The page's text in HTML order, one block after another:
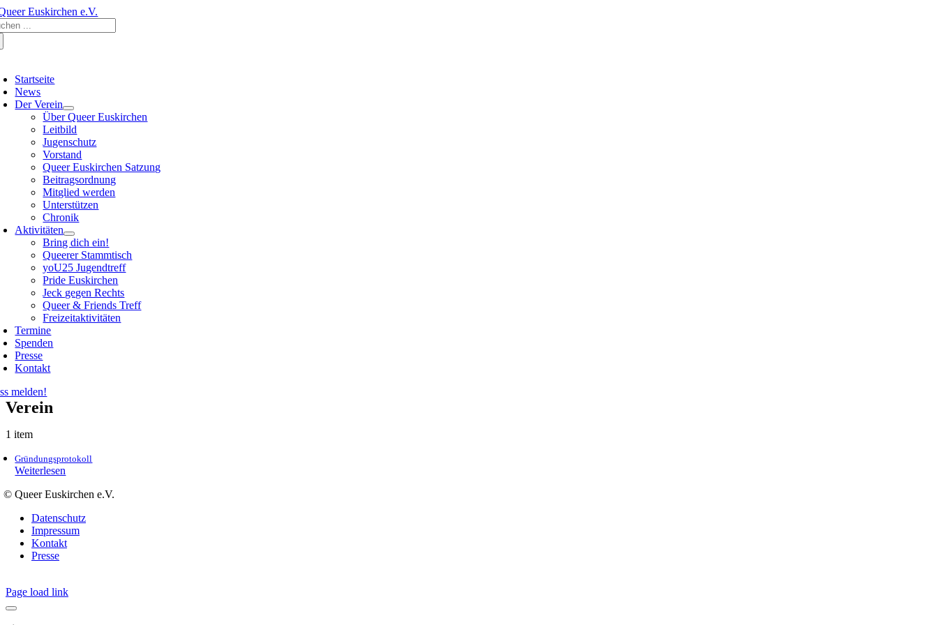
Zum
Inhalt
springen
Startseite
News
Der Verein
Über Queer Euskirchen
Leitbild
Jugenschutz
Vorstand
Queer Euskirchen Satzung
Beitragsordnung
Mitglied werden
Unterstützen
Chronik
Aktivitäten
Bring dich ein!
Queerer Stammtisch
yoU25 Jugendtreff
Pride Euskirchen
Jeck gegen Rechts
Queer & Friends Treff
Freizeitaktivitäten
Termine
Spenden
Presse
Kontakt
melden!
Verein
1 item
Gründungsprotokoll
Weiterlesen
© Queer Euskirchen e.V.
Datenschutz
Impressum
Kontakt
Presse
Page load link